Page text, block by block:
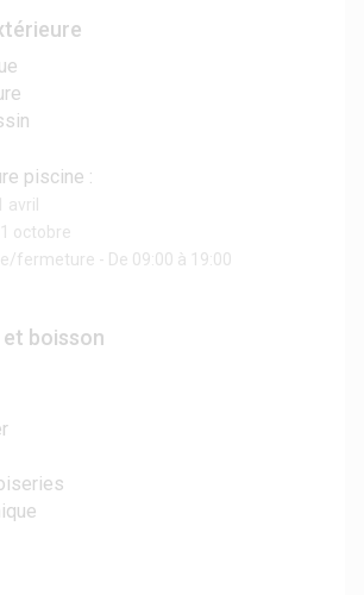
piscine :
avril
octobre
fermeture - De 09:00 à 19:00
boisson